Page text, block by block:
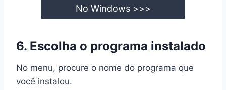
No Windows >>>
6. Escolha o programa instalado
No menu, procure o nome do programa que
você instalou.